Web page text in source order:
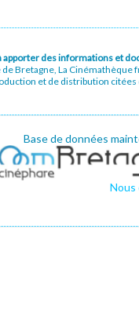
apporter des informations et
Bretagne, La Cinémathèque
et de distribution citées
Base de données